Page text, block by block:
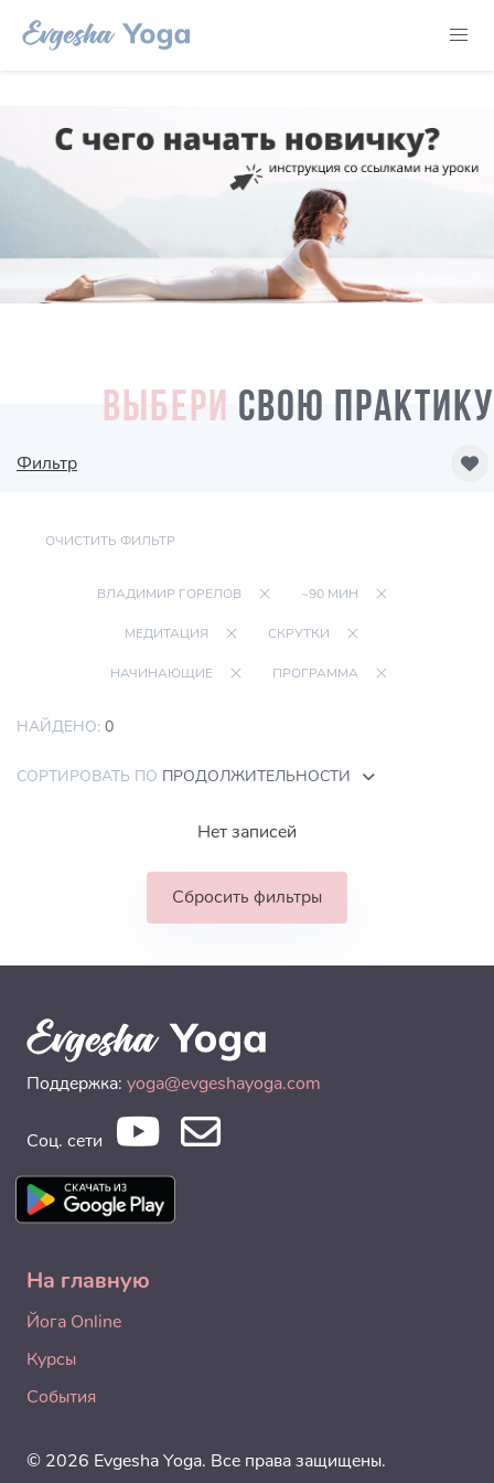
ВЫБЕРИ СВОЮ ПРАКТИКУ
Фильтр
ОЧИСТИТЬ ФИЛЬТР
ВЛАДИМИР ГОРЕЛОВ ~90 МИН
МЕДИТАЦИЯ СКРУТКИ
НАЧИНАЮЩИЕ ПРОГРАММА
НАЙДЕНО: 0
СОРТИРОВАТЬ ПО ПРОДОЛЖИТЕЛЬНОСТИ
Нет записей
Сбросить фильтры
Поддержка: yoga@evgeshayoga.com
Соц. сети
На главную
Йога Online
Курсы
События
© 2026 Evgesha Yoga. Все права защищены.